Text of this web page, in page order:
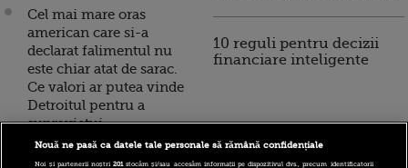
Cel mai mare oras
american care si-a
declarat falimentul nu
este chiar atat de sarac.
Ce valori ar putea vinde
Detroitul pentru a
supravietui
10 reguli pentru decizii
financiare inteligente
Nouă ne pasă ca datele tale personale să rămână confidențiale
Noi și partenerii noștri201stocăm și/sau accesăm informații pe dispozitivul dvs., precum identificatorii